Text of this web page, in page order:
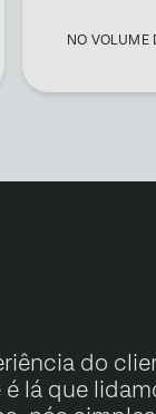
NO VOLUME
do
lá que